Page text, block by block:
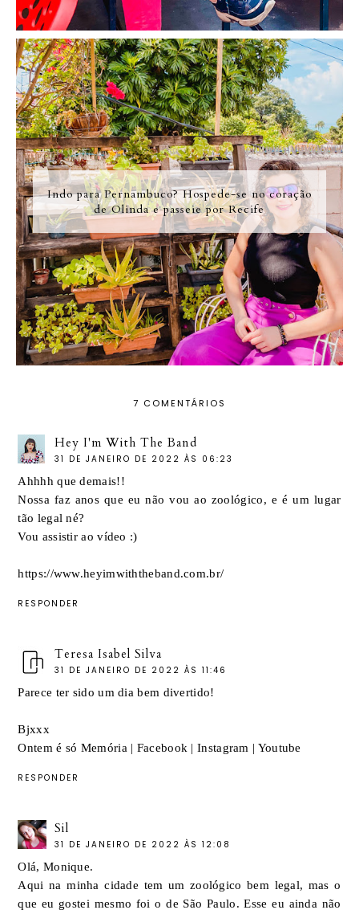
Indo para Pernambuco? Hospede-se no coração
de Olinda e passeie por Recife
7 COMENTÁRIOS
Hey I'm With The Band
31 DE JANEIRO DE 2022 ÀS 06:23
Ahhhh que demais!!
Nossa faz anos que eu não vou ao zoológico, e é um lugar
tão legal né?
Vou assistir ao vídeo :)
https://www.heyimwiththeband.com.br/
RESPONDER
Teresa Isabel Silva
31 DE JANEIRO DE 2022 ÀS 11:46
Parece ter sido um dia bem divertido!
Bjxxx
Ontem é só Memória | Facebook |Instagram | Youtube
RESPONDER
Sil
31 DE JANEIRO DE 2022 ÀS 12:08
Olá, Monique.
Aqui na minha cidade tem um zoológico bem legal, mas o
que eu gostei mesmo foi o de São Paulo. Esse eu ainda não